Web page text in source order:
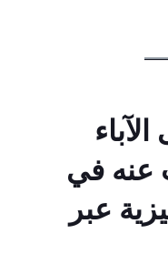
عنه في
عبر